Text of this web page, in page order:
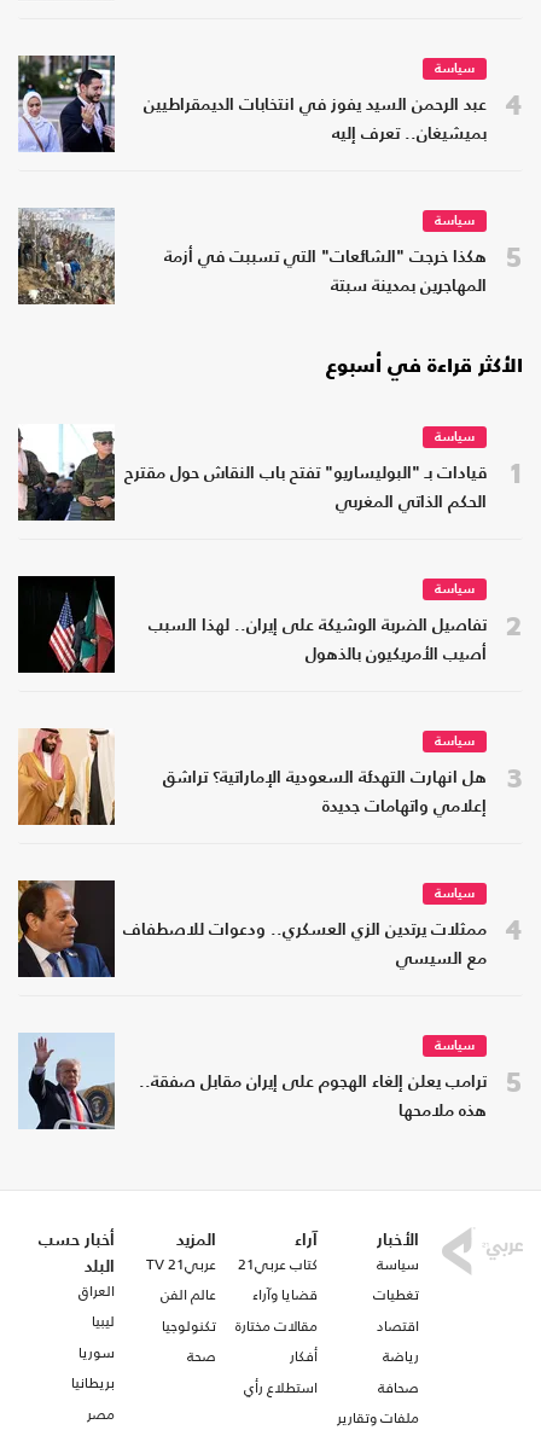
4
سياسة
عبد الرحمن السيد يفوز في انتخابات الديمقراطيين
بميشيغان.. تعرف إليه
5
سياسة
هكذا خرجت "الشائعات" التي تسببت في أزمة
المهاجرين بمدينة سبتة
الأكثر قراءة في أسبوع
1
سياسة
قيادات بـ "البوليساريو" تفتح باب النقاش حول مقترح
الحكم الذاتي المغربي
2
سياسة
تفاصيل الضربة الوشيكة على إيران.. لهذا السبب
أصيب الأمريكيون بالذهول
3
سياسة
هل انهارت التهدئة السعودية الإماراتية؟ تراشق
إعلامي واتهامات جديدة
4
سياسة
ممثلات يرتدين الزي العسكري.. ودعوات للاصطفاف
مع السيسي
5
سياسة
ترامب يعلن إلغاء الهجوم على إيران مقابل صفقة..
هذه ملامحها
الأخبار
سياسة
تغطيات
اقتصاد
رياضة
صحافة
ملفات وتقارير
آراء
كتاب عربي21
قضايا وآراء
مقالات مختارة
أفكار
استطلاع رأي
المزيد
عربي21 TV
عالم الفن
تكنولوجيا
صحة
أخبار حسب
البلد
العراق
ليبيا
سوريا
بريطانيا
مصر